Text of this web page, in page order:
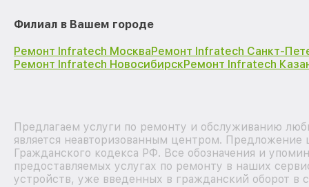
Филиал в Вашем городе
Ремонт Infratech МоскваРемонт Infratech Санкт-
Ремонт Infratech НовосибирскРемонт Infratech
Предлагаем услуги по ремонту и обслуживанию
является неавторизованным центром.
Гражданского кодекса РФ. Все обозначения и
предоставляемых услугах по ремонту в наших
устройств, уже введенных в гражданский оборот в